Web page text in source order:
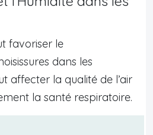
favoriser le
dans les
affecter la qualité de l’air
la santé respiratoire.